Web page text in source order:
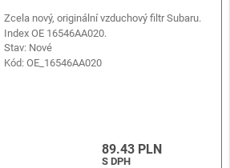
Zcela nový, originální vzduchový filtr Subaru.
Index OE 16546AA020.
Stav: Nové
Kód:OE_16546AA020
89.43 PLN
S DPH